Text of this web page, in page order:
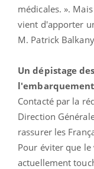
médicales. ».
vient d'apporter
M. Patrick
Un dépistage
l'embarquement
Contacté par la
Direction
rassurer les
Pour éviter que le
actuellement